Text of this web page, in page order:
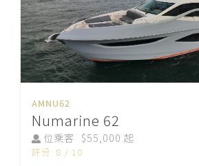
AMNU62
Numarine 62
位乘客 $55,000 起
評分: 8 / 10